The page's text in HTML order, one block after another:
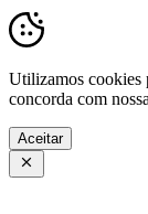
Utilizamos cookies
concorda com nossa
Aceitar